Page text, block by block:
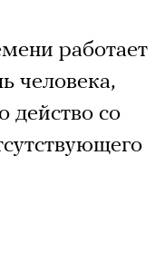
работает
человека,
действо со